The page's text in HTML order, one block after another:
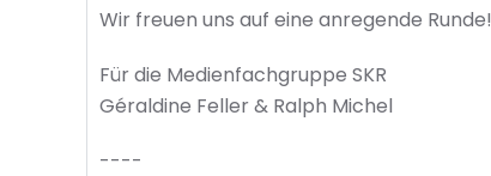
Wir freuen uns auf eine anregende Runde!
Für die Medienfachgruppe SKR
Géraldine Feller & Ralph Michel
----